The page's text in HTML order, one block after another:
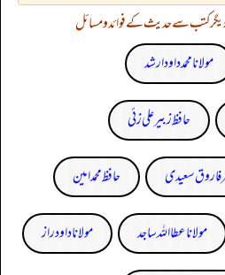
کتب سے حدیث کے فوائد و مسائل
مولانا محمد داود ارشد
حافظ زبیر علی زئی
فاروق سعیدی حافظ محمد امین
مولانا عطا اللہ ساجد مولانا داود راز